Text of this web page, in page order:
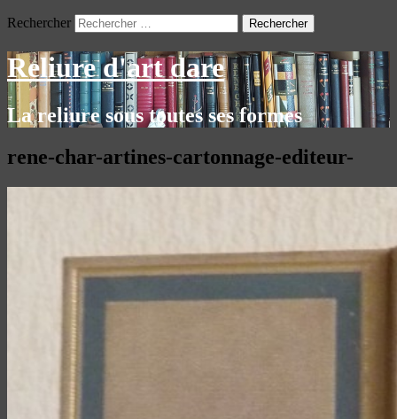
Rechercher
Reliure d'art dare
La reliure sous toutes ses formes
rene-char-artines-cartonnage-editeur-